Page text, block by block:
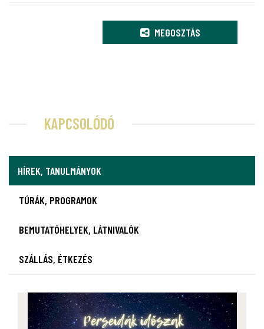
MEGOSZTÁS
KAPCSOLÓDÓ
HÍREK, TANULMÁNYOK
TÚRÁK, PROGRAMOK
BEMUTATÓHELYEK, LÁTNIVALÓK
SZÁLLÁS, ÉTKEZÉS